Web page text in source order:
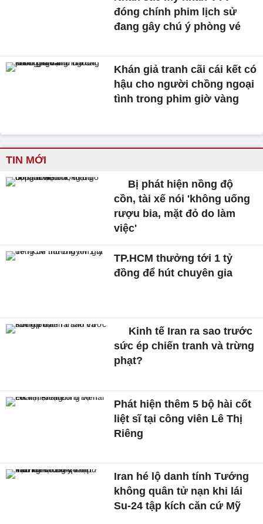
đóng chính phim lịch sử
đang gây chú ý phòng vé
Khán giả tranh cãi cái kết có
hậu cho người chồng ngoại
tình trong phim giờ vàng
TIN MỚI
Bị phát hiện nồng độ
cồn, tài xế nói 'không uống
rượu bia, mặt đỏ do làm
việc'
TP.HCM thưởng tới 1 tỷ
đồng để hút chuyên gia
Kinh tế Iran ra sao trước
sức ép chiến tranh và trừng
phạt?
Phát hiện thêm 5 bộ hài cốt
liệt sĩ tại công viên Lê Thị
Riêng
Iran hé lộ danh tính Tướng
không quân tử nạn khi lái
Su-24 tập kích căn cứ Mỹ